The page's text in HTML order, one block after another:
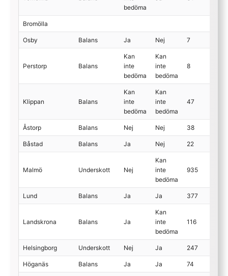
bedöma
Bromölla
Osby Balans Ja Nej 7
Perstorp Balans
Kan
inte
bedöma
Kan
inte
bedöma
8
Klippan Balans
Kan
inte
bedöma
Kan
inte
bedöma
47
Åstorp Balans Nej Nej 38
Båstad Balans Ja Nej 22
Malmö Underskott Nej
Kan
inte
bedöma
935
Lund Balans Ja Ja 377
Landskrona Balans Ja
Kan
inte
bedöma
116
Helsingborg Underskott Nej Ja 247
Höganäs Balans Ja Ja 74